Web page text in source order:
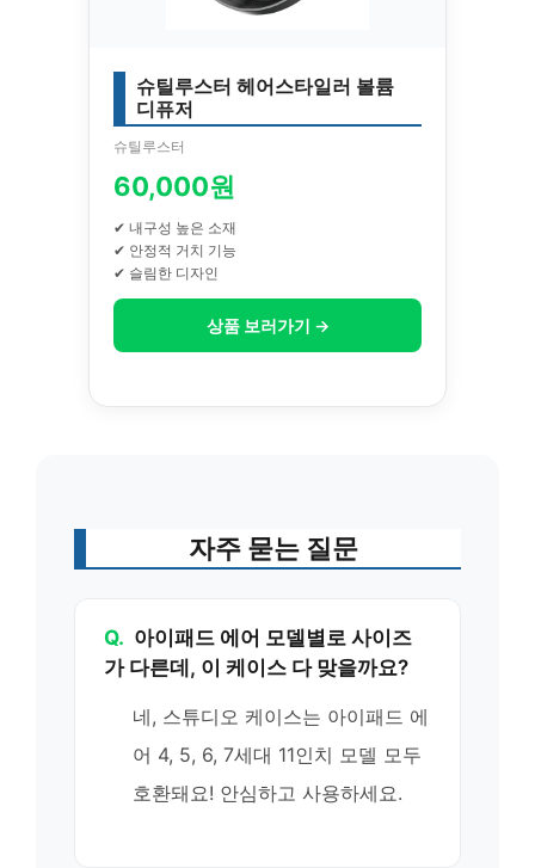
슈틸루스터 헤어스타일러 볼륨
디퓨저
슈틸루스터
60,000원
✔ 내구성 높은 소재
✔ 안정적 거치 기능
✔ 슬림한 디자인
상품 보러가기 →
자주 묻는 질문
Q. 아이패드 에어 모델별로 사이즈
가 다른데, 이 케이스 다 맞을까요?
네, 스튜디오 케이스는 아이패드 에
어 4, 5, 6, 7세대 11인치 모델 모두
호환돼요! 안심하고 사용하세요.